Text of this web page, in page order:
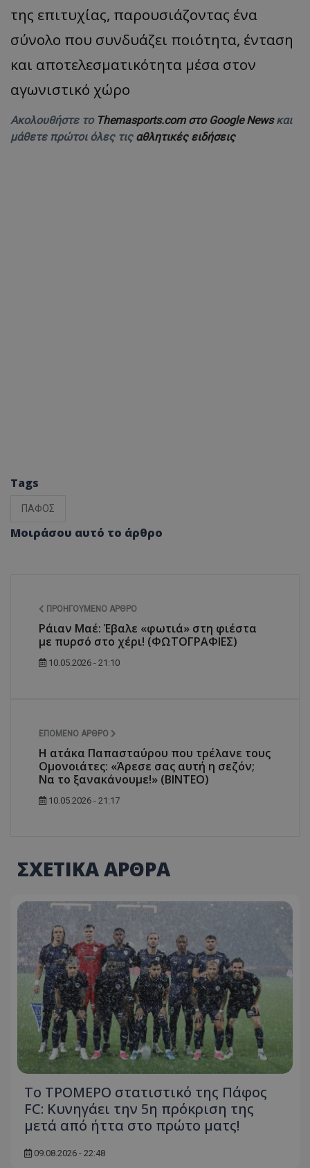
της επιτυχίας, παρουσιάζοντας ένα
σύνολο που συνδυάζει ποιότητα, ένταση
και αποτελεσματικότητα μέσα στον
αγωνιστικό χώρο
Ακολουθήστε το Themasports.com στο Google Newsκαι
μάθετε πρώτοι όλες τις αθλητικές ειδήσεις
Tags
ΠΑΦΟΣ
Μοιράσου αυτό το άρθρο
ΠΡΟΗΓΟΎΜΕΝΟ ΆΡΘΡΟ
Ράιαν Μαέ: Έβαλε «φωτιά» στη φιέστα
με πυρσό στο χέρι! (ΦΩΤΟΓΡΑΦΙΕΣ)
10.05.2026 - 21:10
ΕΠΌΜΕΝΟ ΆΡΘΡΟ
Η ατάκα Παπασταύρου που τρέλανε τους
Ομονοιάτες: «Άρεσε σας αυτή η σεζόν;
Να το ξανακάνουμε!» (ΒΙΝΤΕΟ)
10.05.2026 - 21:17
ΣΧΕΤΙΚΑ ΑΡΘΡΑ
Το ΤΡΟΜΕΡΟ στατιστικό της Πάφος
FC: Κυνηγάει την 5η πρόκριση της
μετά από ήττα στο πρώτο ματς!
09.08.2026 - 22:48